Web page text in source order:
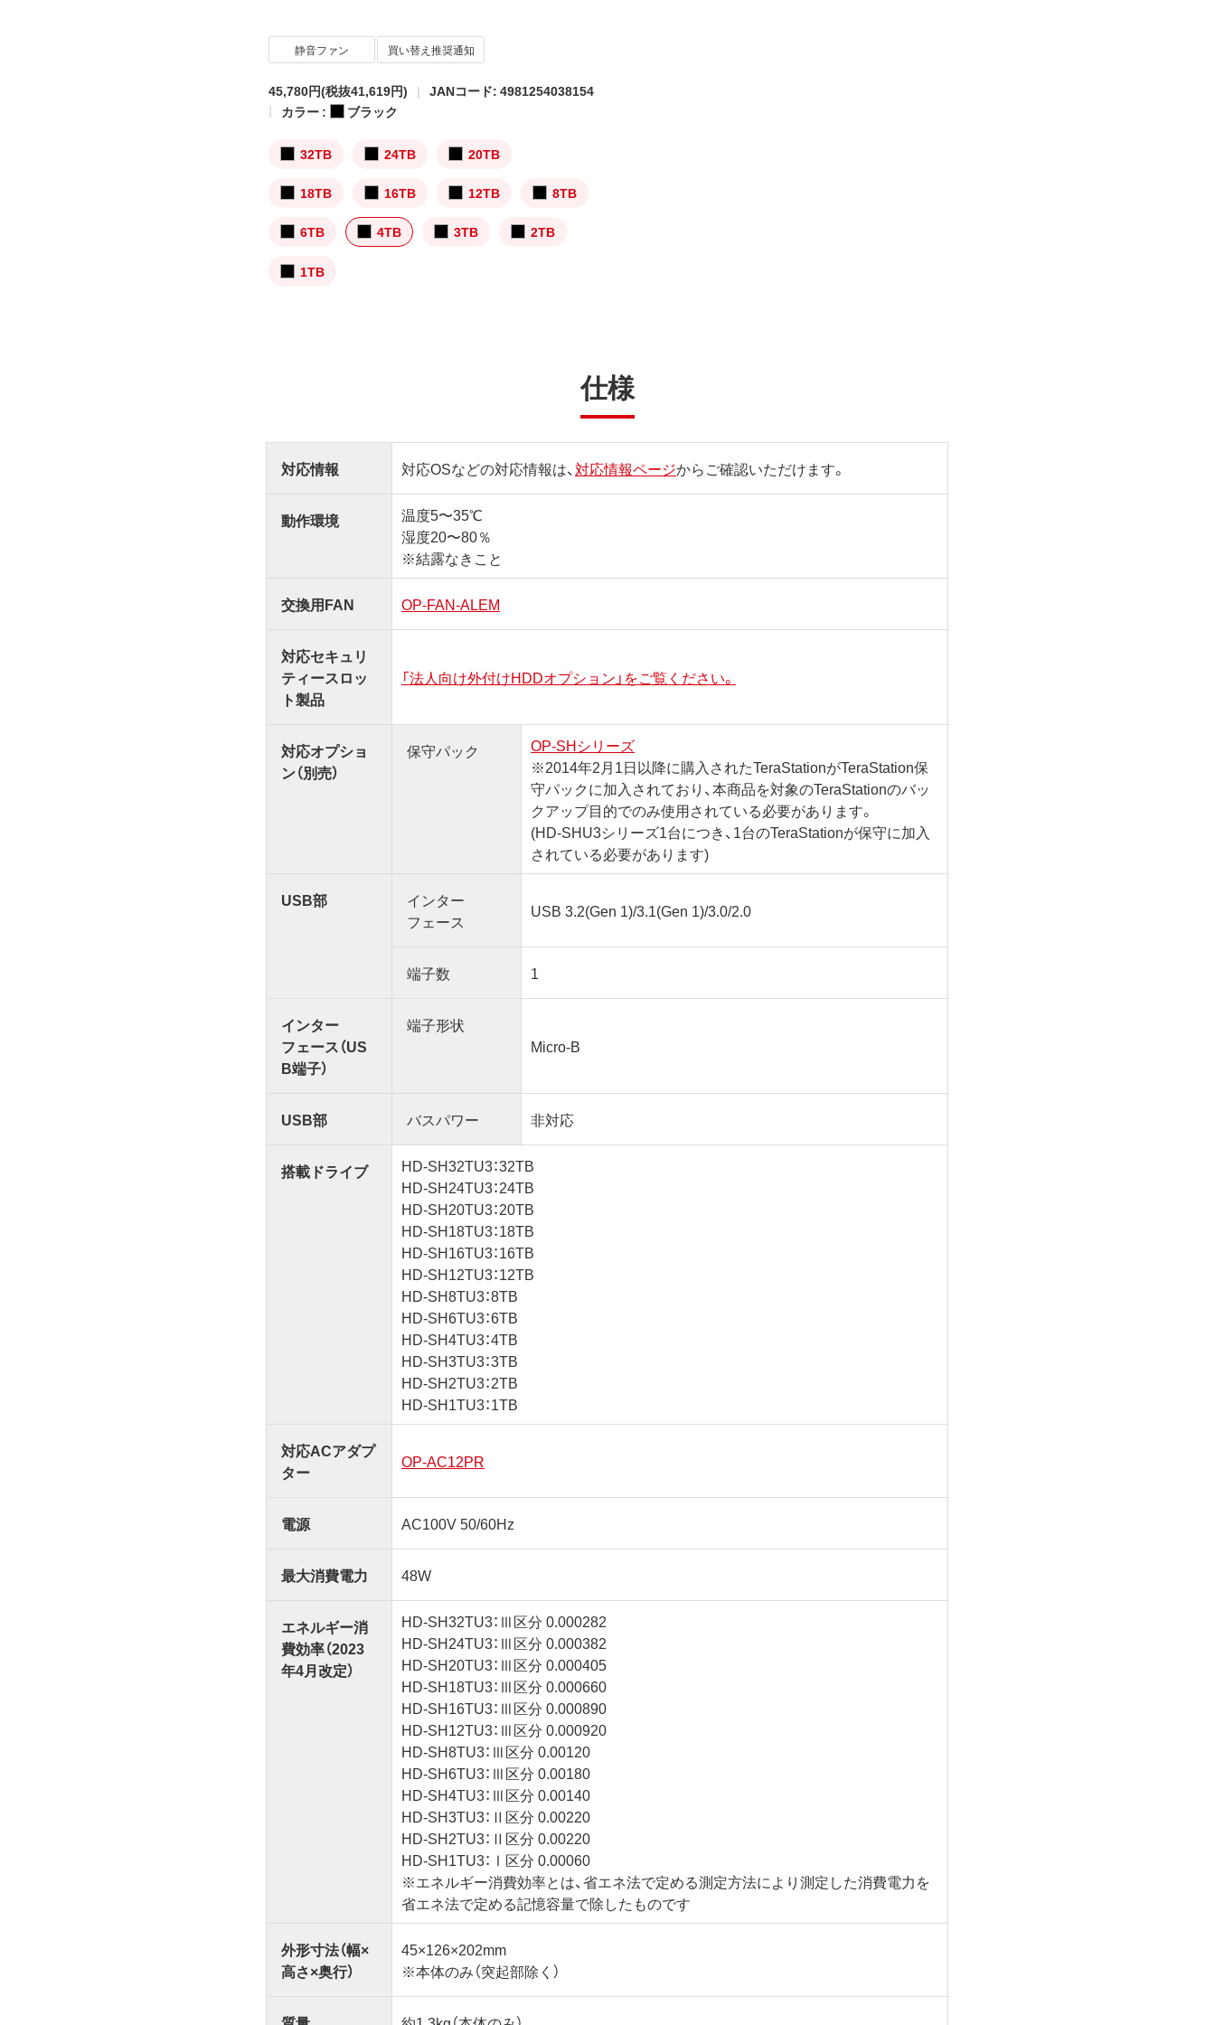
静音ファン 買い替え推奨通知
45,780円(税抜41,619円)
JANコード: 4981254038154
カラー :
ブラック
32TB 24TB 20TB
18TB 16TB 12TB 8TB
6TB 4TB 3TB 2TB
1TB
仕様
対応情報 対応OSなどの対応情報は、対応情報ページからご確認いただけます。
動作環境
温度5〜35℃
湿度20〜80％
※結露なきこと
交換用FAN OP-FAN-ALEM
対応セキュリ
ティースロッ
ト製品
「法人向け外付けHDDオプション」をご覧ください。
対応オプショ
ン（別売）
保守パック
OP-SHシリーズ
※2014年2月1日以降に購入されたTeraStationがTeraStation保
守パックに加入されており、本商品を対象のTeraStationのバッ
クアップ目的でのみ使用されている必要があります。
(HD-SHU3シリーズ1台につき、1台のTeraStationが保守に加入
されている必要があります)
USB部
インター
フェース
USB 3.2(Gen 1)/3.1(Gen 1)/3.0/2.0
端子数 1
インター
フェース（US
B端子）
端子形状
Micro-B
USB部 バスパワー 非対応
搭載ドライブ
HD-SH32TU3：32TB
HD-SH24TU3：24TB
HD-SH20TU3：20TB
HD-SH18TU3：18TB
HD-SH16TU3：16TB
HD-SH12TU3：12TB
HD-SH8TU3：8TB
HD-SH6TU3：6TB
HD-SH4TU3：4TB
HD-SH3TU3：3TB
HD-SH2TU3：2TB
HD-SH1TU3：1TB
対応ACアダプ
ター
OP-AC12PR
電源 AC100V 50/60Hz
最大消費電力 48W
エネルギー消
費効率（2023
年4月改定）
HD-SH32TU3：Ⅲ区分 0.000282
HD-SH24TU3：Ⅲ区分 0.000382
HD-SH20TU3：Ⅲ区分 0.000405
HD-SH18TU3：Ⅲ区分 0.000660
HD-SH16TU3：Ⅲ区分 0.000890
HD-SH12TU3：Ⅲ区分 0.000920
HD-SH8TU3：Ⅲ区分 0.00120
HD-SH6TU3：Ⅲ区分 0.00180
HD-SH4TU3：Ⅲ区分 0.00140
HD-SH3TU3：Ⅱ区分 0.00220
HD-SH2TU3：Ⅱ区分 0.00220
HD-SH1TU3：Ⅰ区分 0.00060
※エネルギー消費効率とは、省エネ法で定める測定方法により測定した消費電力を
省エネ法で定める記憶容量で除したものです
外形寸法（幅×
高さ×奥行）
45×126×202mm
※本体のみ（突起部除く）